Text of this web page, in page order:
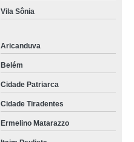
Vila Sônia
Aricanduva
Belém
Cidade Patriarca
Cidade Tiradentes
Ermelino Matarazzo